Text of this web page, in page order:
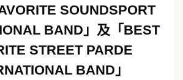
SOUNDSPORT
BAND」及「BEST
STREET PARDE
BAND」